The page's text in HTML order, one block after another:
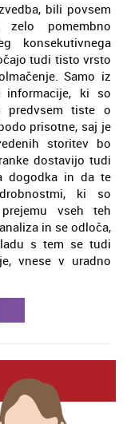
bili povsem
pomembno
konsekutivnega
tudi tisto vrsto
Samo iz
ki so
predvsem tiste o
prisotne, saj je
storitev bo
dostavijo tudi
dogodka in da te
ki so
vseh teh
in se odloča,
s tem se tudi
vnese v uradno